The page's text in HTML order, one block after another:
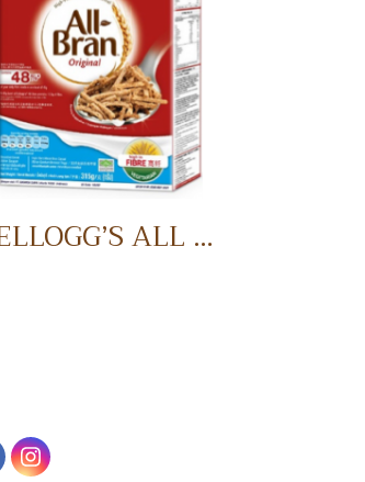
KELLOGG’S ALL BRAN อาหารเช้า